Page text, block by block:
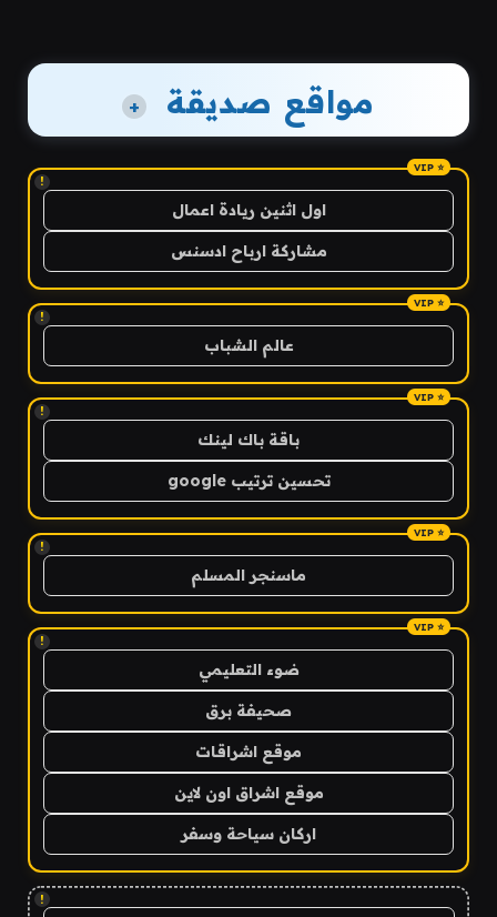
مواقع صديقة +
!
اول اثنين ريادة اعمال
مشاركة ارباح ادسنس
!
عالم الشباب
!
باقة باك لينك
تحسين ترتيب google
!
ماسنجر المسلم
!
ضوء التعليمي
صحيفة برق
موقع اشراقات
موقع اشراق اون لاين
اركان سياحة وسفر
!